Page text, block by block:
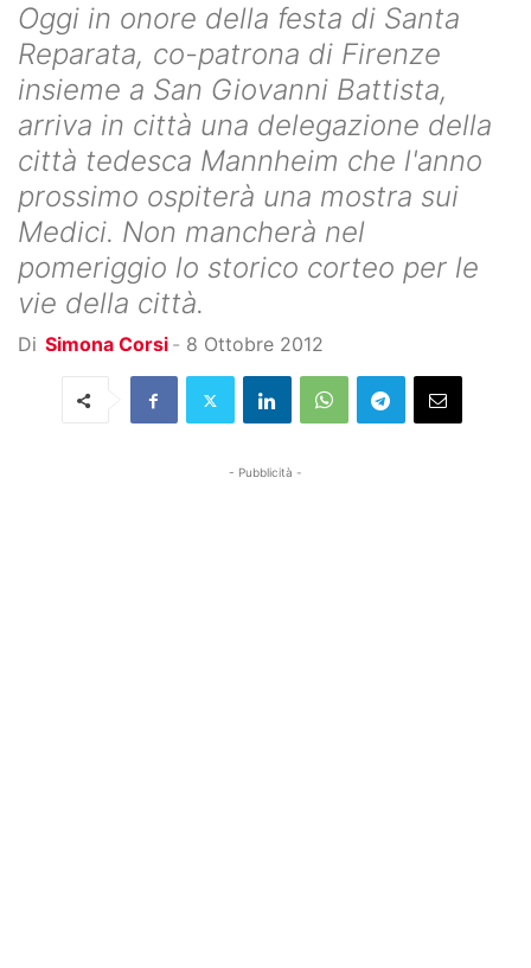
Oggi in onore della festa di Santa
Reparata, co-patrona di Firenze
insieme a San Giovanni Battista,
arriva in città una delegazione della
città tedesca Mannheim che l'anno
prossimo ospiterà una mostra sui
Medici. Non mancherà nel
pomeriggio lo storico corteo per le
vie della città.
Di Simona Corsi - 8 Ottobre 2012
- Pubblicità -